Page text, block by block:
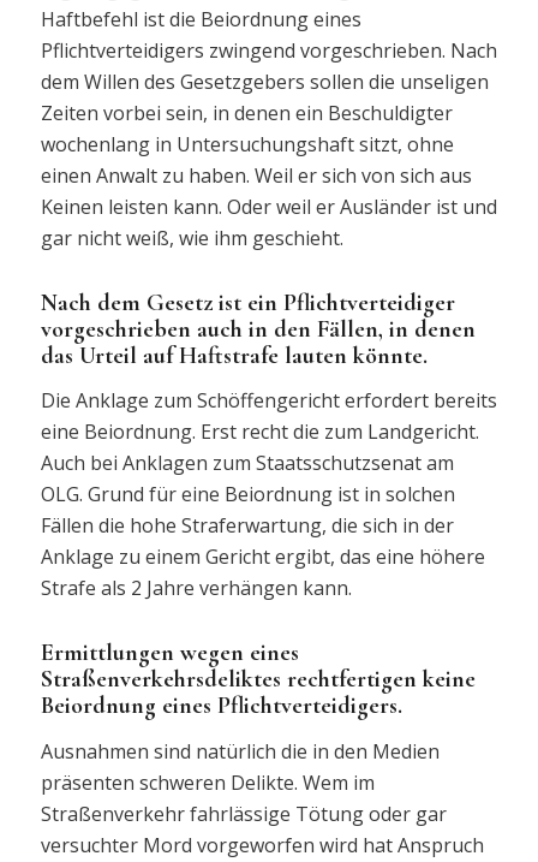
Haftbefehl ist die Beiordnung eines
Pflichtverteidigers zwingend vorgeschrieben. Nach
dem Willen des Gesetzgebers sollen die unseligen
Zeiten vorbei sein, in denen ein Beschuldigter
wochenlang in Untersuchungshaft sitzt, ohne
einen Anwalt zu haben. Weil er sich von sich aus
Keinen leisten kann. Oder weil er Ausländer ist und
gar nicht weiß, wie ihm geschieht.
Nach dem Gesetz ist ein Pflichtverteidiger
vorgeschrieben auch in den Fällen, in denen
das Urteil auf Haftstrafe lauten könnte.
Die Anklage zum Schöffengericht erfordert bereits
eine Beiordnung. Erst recht die zum Landgericht.
Auch bei Anklagen zum Staatsschutzsenat am
OLG. Grund für eine Beiordnung ist in solchen
Fällen die hohe Straferwartung, die sich in der
Anklage zu einem Gericht ergibt, das eine höhere
Strafe als 2 Jahre verhängen kann.
Ermittlungen wegen eines
Straßenverkehrsdeliktes rechtfertigen keine
Beiordnung eines Pflichtverteidigers.
Ausnahmen sind natürlich die in den Medien
präsenten schweren Delikte. Wem im
Straßenverkehr fahrlässige Tötung oder gar
versuchter Mord vorgeworfen wird hat Anspruch